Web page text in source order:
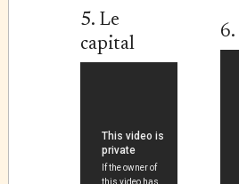
5. Le
capital